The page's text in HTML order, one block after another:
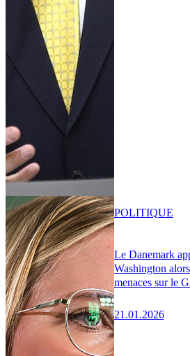
Le Danemark
Washington
menaces sur le
21.01.2026
POLITIQUE